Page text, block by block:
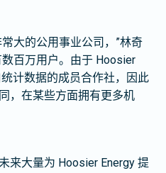
大的公用事业公司，”林奇
百万用户。由于 Hoosier
计数据的成员合作社，因此
，在某些方面拥有更多机
来大量为 Hoosier Energy 提